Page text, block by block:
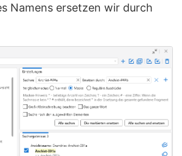
Namens ersetzen wir durch